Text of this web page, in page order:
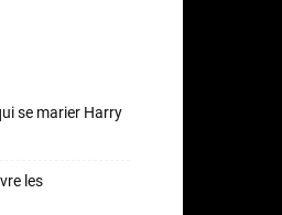
se marier Harry
les